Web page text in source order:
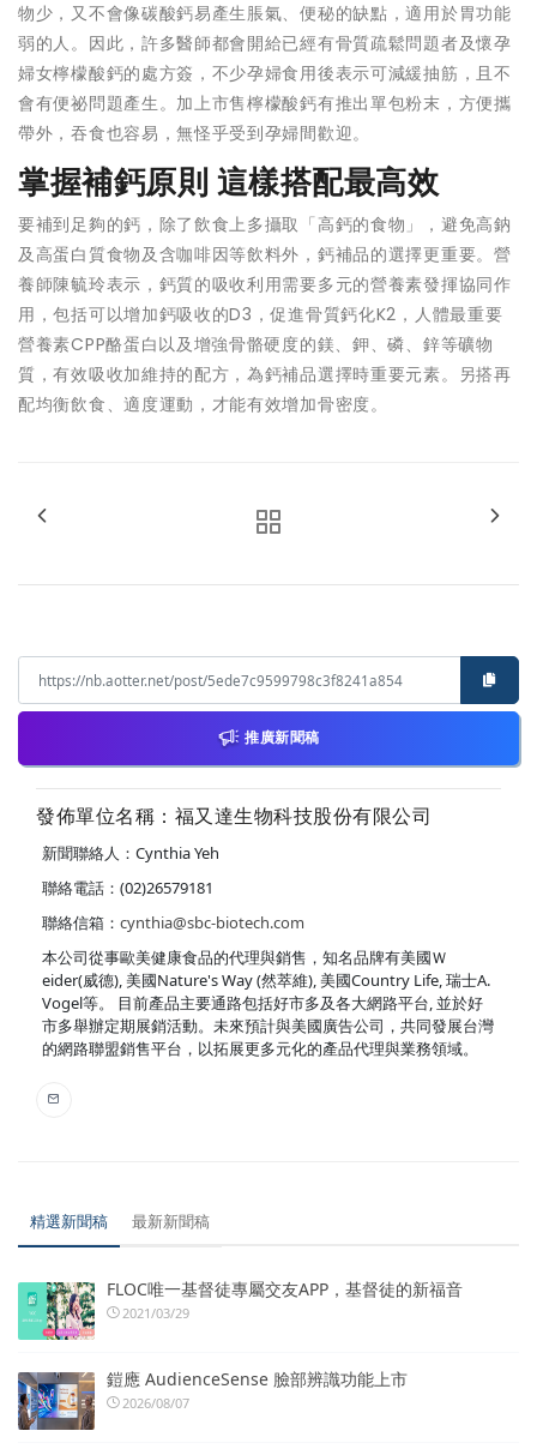
物少，又不會像碳酸鈣易產生脹氣、便秘的缺點，適用於胃功能
弱的人。因此，許多醫師都會開給已經有骨質疏鬆問題者及懷孕
婦女檸檬酸鈣的處方簽，不少孕婦食用後表示可減緩抽筋，且不
會有便祕問題產生。加上市售檸檬酸鈣有推出單包粉末，方便攜
帶外，吞食也容易，無怪乎受到孕婦間歡迎。
掌握補鈣原則 這樣搭配最高效
要補到足夠的鈣，除了飲食上多攝取「高鈣的食物」，避免高鈉
及高蛋白質食物及含咖啡因等飲料外，鈣補品的選擇更重要。營
養師陳毓玲表示，鈣質的吸收利用需要多元的營養素發揮協同作
用，包括可以增加鈣吸收的D3，促進骨質鈣化K2，人體最重要
營養素CPP酪蛋白以及增強骨骼硬度的鎂、鉀、磷、鋅等礦物
質，有效吸收加維持的配方，為鈣補品選擇時重要元素。另搭再
配均衡飲食、適度運動，才能有效增加骨密度。
推廣新聞稿
發佈單位名稱：福又達生物科技股份有限公司
新聞聯絡人：Cynthia Yeh
聯絡電話：(02)26579181
聯絡信箱： cynthia@sbc-biotech.com
本公司從事歐美健康食品的代理與銷售，知名品牌有美國Ｗ
eider(威德), 美國Nature's Way (然萃維), 美國Country Life, 瑞士A.
Vogel等。 目前產品主要通路包括好市多及各大網路平台, 並於好
市多舉辦定期展銷活動。未來預計與美國廣告公司，共同發展台灣
的網路聯盟銷售平台，以拓展更多元化的產品代理與業務領域。
精選新聞稿 最新新聞稿
FLOC唯一基督徒專屬交友APP，基督徒的新福音
2021/03/29
鎧應 AudienceSense 臉部辨識功能上市
2026/08/07